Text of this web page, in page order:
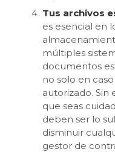
Tus archivos
es esencial en
múltiples
documentos
no solo en
autorizado.
que seas
deben ser lo
disminuir
gestor de